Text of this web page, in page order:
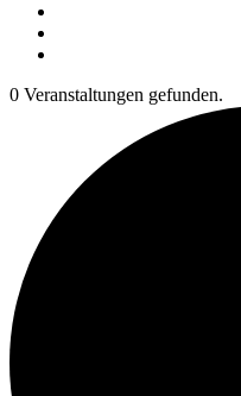
0 Veranstaltungen gefunden.